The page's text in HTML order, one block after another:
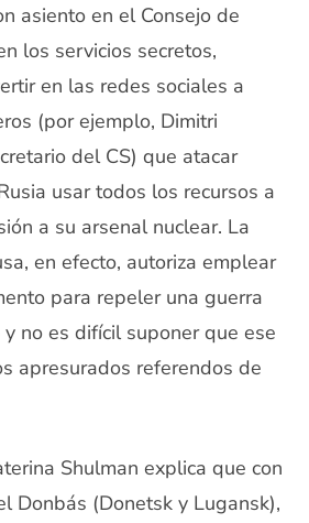
asiento en el Consejo de
los servicios secretos,
en las redes sociales a
(por ejemplo, Dimitri
del CS) que atacar
usar todos los recursos a
a su arsenal nuclear. La
en efecto, autoriza emplear
para repeler una guerra
no es difícil suponer que ese
apresurados referendos de
Shulman explica que con
Donbás (Donetsk y Lugansk),